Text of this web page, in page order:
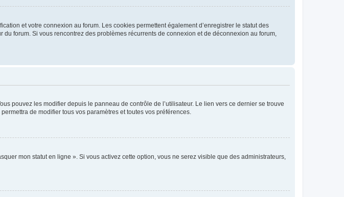
et votre connexion au forum. Les cookies permettent également d’enregistrer le statut des
forum. Si vous rencontrez des problèmes récurrents de connexion et de déconnexion au forum,
pouvez les modifier depuis le panneau de contrôle de l’utilisateur. Le lien vers ce dernier se trouve
de modifier tous vos paramètres et toutes vos préférences.
mon statut en ligne ». Si vous activez cette option, vous ne serez visible que des administrateurs,